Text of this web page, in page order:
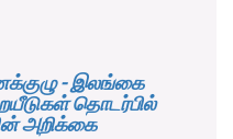
- இலங்கை
தொடர்பில்
அறிக்கை